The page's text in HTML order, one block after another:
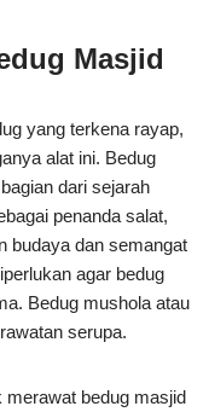
Masjid
yang terkena rayap,
alat ini. Bedug
dari sejarah
penanda salat,
budaya dan semangat
agar bedug
Bedug mushola atau
serupa.
merawat bedug masjid